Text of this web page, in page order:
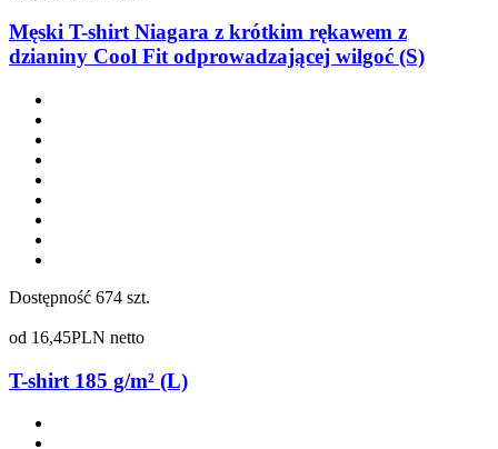
Męski T-shirt Niagara z krótkim rękawem z
dzianiny Cool Fit odprowadzającej wilgoć (S)
Dostępność 674 szt.
od 16,45PLN netto
T-shirt 185 g/m² (L)